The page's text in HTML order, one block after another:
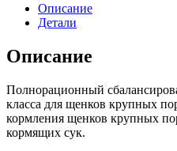
Описание
Детали
Описание
Полнорационный
класса для щенков крупных
кормления щенков крупных
кормящих сук.